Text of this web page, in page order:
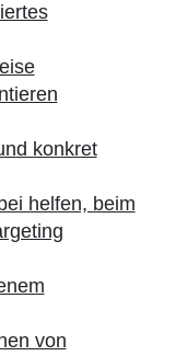
konkret
helfen, beim
von